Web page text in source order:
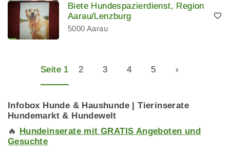
Biete Hundespazierdienst, Region
Aarau/Lenzburg
5000 Aarau
Seite 1 2 3 4 5 ›
Infobox Hunde & Haushunde | Tierinserate
Hundemarkt & Hundewelt
🔥 Hundeinserate mit GRATIS Angeboten und
Gesuchte